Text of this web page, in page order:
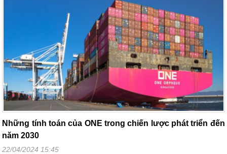
Những tính toán của ONE trong chiến lược phát triển đến
năm 2030
22/04/2024 15:45